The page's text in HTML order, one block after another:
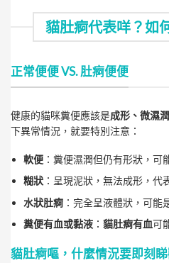
貓肚痾代表咩？如
正常便便 VS. 肚痾便便
健康的貓咪糞便應該是成形、微濕
下異常情況，就要特別注意：
軟便 ：糞便濕潤但仍有形狀，可
糊狀 ：呈現泥狀，無法成形，代
水狀肚痾 ：完全呈液體狀，可能
糞便有血或黏液 ：貓肚痾有血可
貓肚痾嘔，什麼情況要即刻睇